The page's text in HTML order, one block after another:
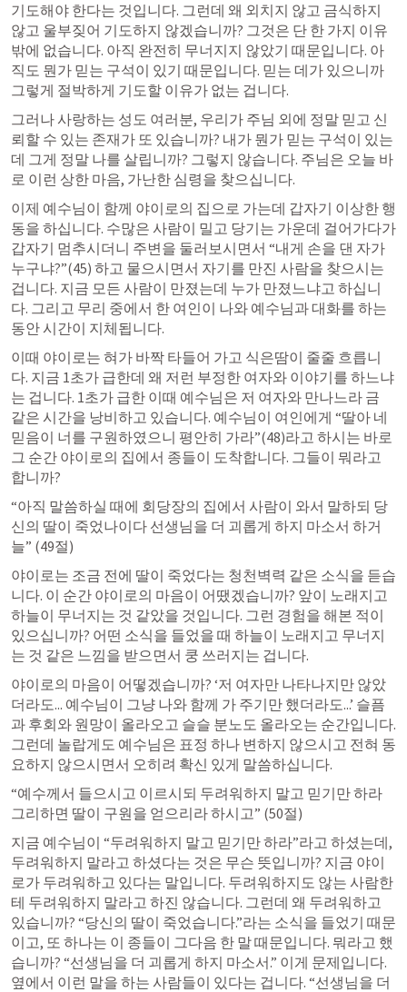
기도해야 한다는 것입니다. 그런데 왜 외치지 않고 금식하지
않고 울부짖어 기도하지 않겠습니까? 그것은 단 한 가지 이유
밖에 없습니다. 아직 완전히 무너지지 않았기 때문입니다. 아
직도 뭔가 믿는 구석이 있기 때문입니다. 믿는 데가 있으니까
그렇게 절박하게 기도할 이유가 없는 겁니다.
그러나 사랑하는 성도 여러분, 우리가 주님 외에 정말 믿고 신
뢰할 수 있는 존재가 또 있습니까? 내가 뭔가 믿는 구석이 있는
데 그게 정말 나를 살립니까? 그렇지 않습니다. 주님은 오늘 바
로 이런 상한 마음, 가난한 심령을 찾으십니다.
이제 예수님이 함께 야이로의 집으로 가는데 갑자기 이상한 행
동을 하십니다. 수많은 사람이 밀고 당기는 가운데 걸어가다가
갑자기 멈추시더니 주변을 둘러보시면서 “내게 손을 댄 자가
누구냐?”(45) 하고 물으시면서 자기를 만진 사람을 찾으시는
겁니다. 지금 모든 사람이 만졌는데 누가 만졌느냐고 하십니
다. 그리고 무리 중에서 한 여인이 나와 예수님과 대화를 하는
동안 시간이 지체됩니다.
이때 야이로는 혀가 바짝 타들어 가고 식은땀이 줄줄 흐릅니
다. 지금 1초가 급한데 왜 저런 부정한 여자와 이야기를 하느냐
는 겁니다. 1초가 급한 이때 예수님은 저 여자와 만나느라 금
같은 시간을 낭비하고 있습니다. 예수님이 여인에게 “딸아 네
믿음이 너를 구원하였으니 평안히 가라”(48)라고 하시는 바로
그 순간 야이로의 집에서 종들이 도착합니다. 그들이 뭐라고
합니까?
“아직 말씀하실 때에 회당장의 집에서 사람이 와서 말하되 당
신의 딸이 죽었나이다 선생님을 더 괴롭게 하지 마소서 하거
늘” (49절)
야이로는 조금 전에 딸이 죽었다는 청천벽력 같은 소식을 듣습
니다. 이 순간 야이로의 마음이 어땠겠습니까? 앞이 노래지고
하늘이 무너지는 것 같았을 것입니다. 그런 경험을 해본 적이
있으십니까? 어떤 소식을 들었을 때 하늘이 노래지고 무너지
는 것 같은 느낌을 받으면서 쿵 쓰러지는 겁니다.
야이로의 마음이 어떻겠습니까? ‘저 여자만 나타나지만 않았
더라도... 예수님이 그냥 나와 함께 가 주기만 했더라도...’ 슬픔
과 후회와 원망이 올라오고 슬슬 분노도 올라오는 순간입니다.
그런데 놀랍게도 예수님은 표정 하나 변하지 않으시고 전혀 동
요하지 않으시면서 오히려 확신 있게 말씀하십니다.
“예수께서 들으시고 이르시되 두려워하지 말고 믿기만 하라
그리하면 딸이 구원을 얻으리라 하시고” (50절)
지금 예수님이 “두려워하지 말고 믿기만 하라”라고 하셨는데,
두려워하지 말라고 하셨다는 것은 무슨 뜻입니까? 지금 야이
로가 두려워하고 있다는 말입니다. 두려워하지도 않는 사람한
테 두려워하지 말라고 하진 않습니다. 그런데 왜 두려워하고
있습니까? “당신의 딸이 죽었습니다.”라는 소식을 들었기 때문
이고, 또 하나는 이 종들이 그다음 한 말 때문입니다. 뭐라고 했
습니까? “선생님을 더 괴롭게 하지 마소서.” 이게 문제입니다.
옆에서 이런 말을 하는 사람들이 있다는 겁니다. “선생님을 더